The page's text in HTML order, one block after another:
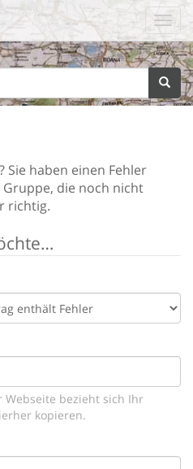
Sie haben einen Fehler
Gruppe, die noch nicht
richtig.
bezieht sich Ihr
kopieren.